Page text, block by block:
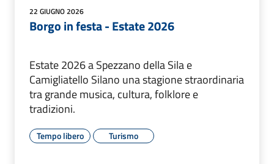
22 GIUGNO 2026
Borgo in festa - Estate 2026
Estate 2026 a Spezzano della Sila e
Camigliatello Silano una stagione straordinaria
tra grande musica, cultura, folklore e
tradizioni.
Tempo libero Turismo